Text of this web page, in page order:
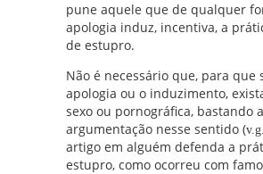
pune aquele que de qualquer
apologia induz, incentiva, a
de estupro.
Não é necessário que, para que
apologia ou o induzimento,
sexo ou pornográfica, bastando a
argumentação nesse sentido (
artigo em alguém defenda a
estupro, como ocorreu com